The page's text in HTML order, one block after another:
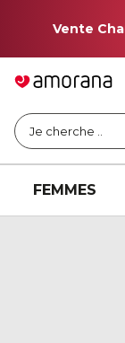
Vente
Je cherche ..
FEMMES